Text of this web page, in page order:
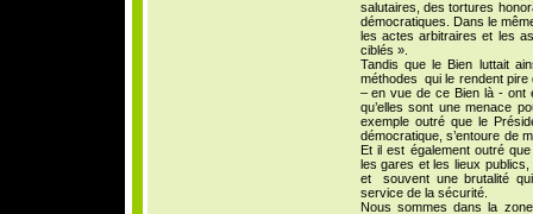
salutaires, des tortures
démocratiques. Dans le
les actes arbitraires et les
ciblés ».
Tandis que le Bien luttait
méthodes qui le rendent pire
– en vue de ce Bien là - ont
qu’elles sont une menace
exemple outré que le
démocratique, s’entoure de
Et il est également outré
les gares et les lieux
et souvent une brutalité
service de la sécurité.
Nous sommes dans la